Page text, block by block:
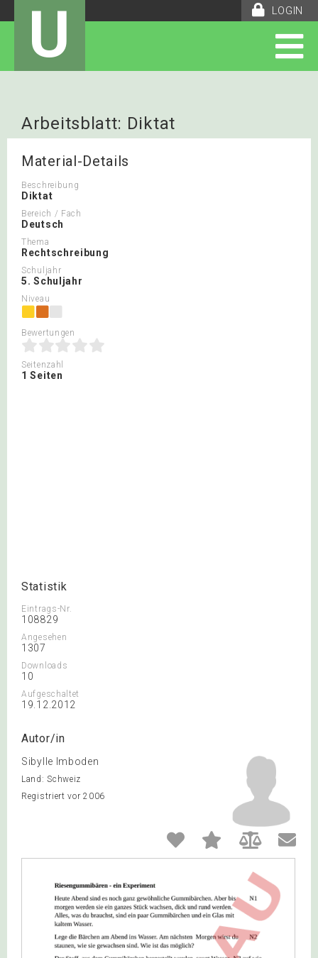
LOGIN
U
Arbeitsblatt: Diktat
Riesengummibären
Material-Details
Beschreibung
Diktat
Bereich / Fach
Deutsch
Thema
Rechtschreibung
Schuljahr
5. Schuljahr
Niveau
Bewertungen
Seitenzahl
1 Seiten
Statistik
Eintrags-Nr.
108829
Angesehen
1307
Downloads
10
Aufgeschaltet
19.12.2012
Autor/in
Sibylle Imboden
Land: Schweiz
Registriert vor 2006